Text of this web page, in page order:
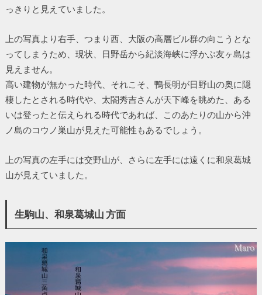
っきりと見えていました。
上の写真より右手、つまり西、大阪の高層ビル群の向こうとな
ってしまうため、現状、日野岳から紀淡海峡に浮かぶ友ヶ島は
見えません。
高い建物が無かった時代、それこそ、鴨長明が日野山の奥に隠
棲したとされる時代や、太閤秀吉さんが天下峰を眺めた、ある
いは登ったと伝えられる時代であれば、このあたりの山から沖
ノ島のコウノ巣山が見えた可能性もあるでしょう。
上の写真の左手には交野山が、さらに左手には遠くに和泉葛城
山が見えていました。
生駒山、和泉葛城山 方面